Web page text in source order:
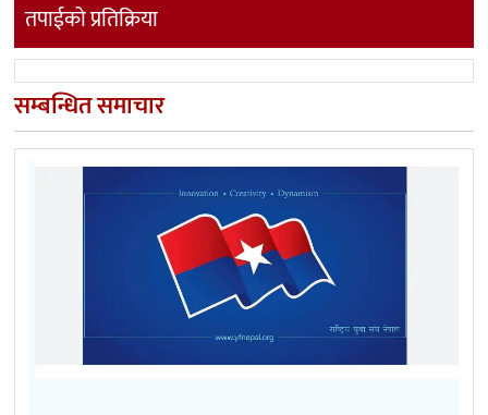
तपाईको प्रतिक्रिया
सम्बन्धित समाचार